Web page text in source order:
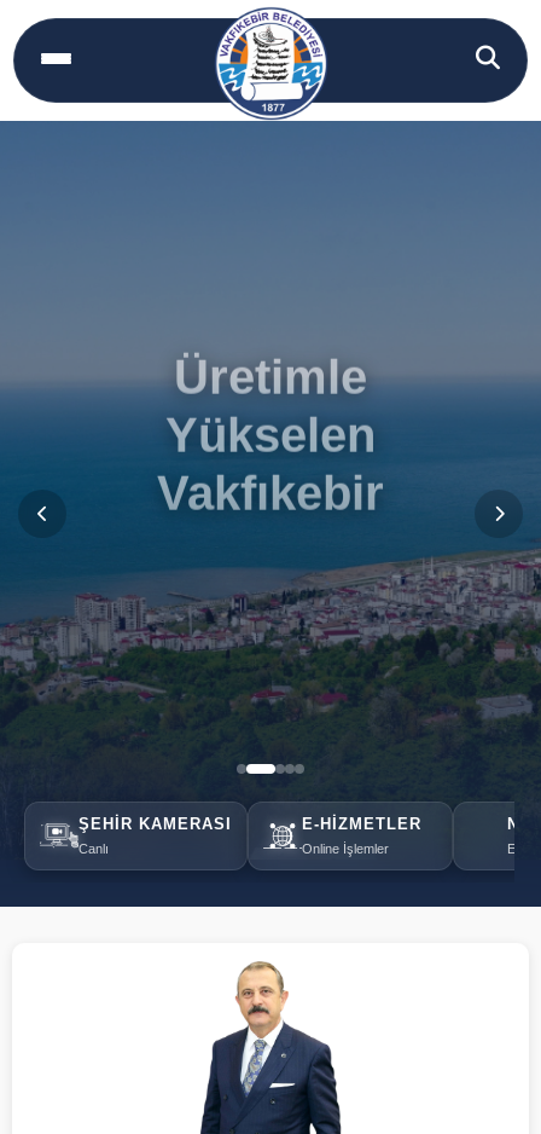
Üretimle
Yükselen
Vakfıkebir
ŞEHIR KAMERASI
Canlı
E-HIZMETLER
Online İşlemler